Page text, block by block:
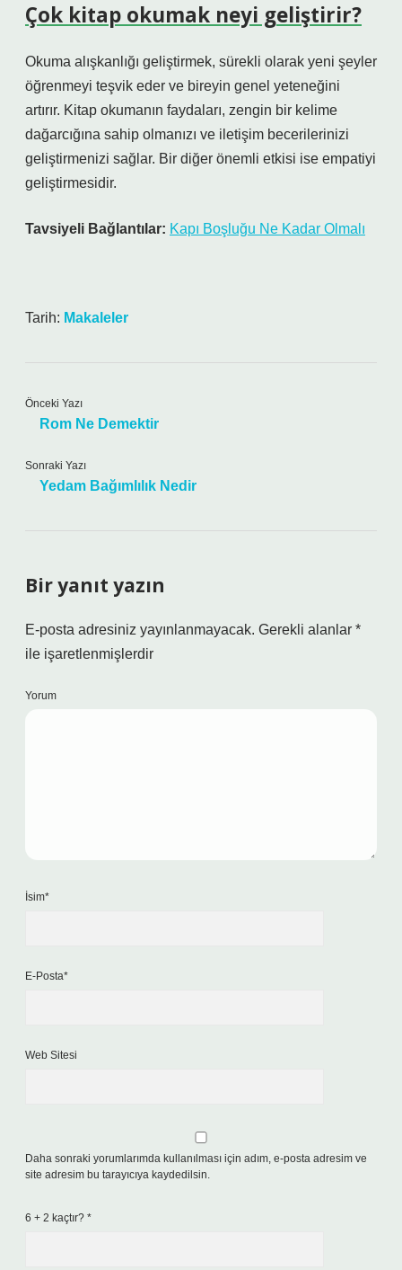
Çok kitap okumak neyi geliştirir?
Okuma alışkanlığı geliştirmek, sürekli olarak yeni şeyler
öğrenmeyi teşvik eder ve bireyin genel yeteneğini
artırır. Kitap okumanın faydaları, zengin bir kelime
dağarcığına sahip olmanızı ve iletişim becerilerinizi
geliştirmenizi sağlar. Bir diğer önemli etkisi ise empatiyi
geliştirmesidir.
Tavsiyeli Bağlantılar: Kapı Boşluğu Ne Kadar Olmalı
Tarih: Makaleler
Önceki Yazı
Rom Ne Demektir
Sonraki Yazı
Yedam Bağımlılık Nedir
Bir yanıt yazın
E-posta adresiniz yayınlanmayacak. Gerekli alanlar *
ile işaretlenmişlerdir
Yorum
İsim*
E-Posta*
Web Sitesi
Daha sonraki yorumlarımda kullanılması için adım, e-posta adresim ve
site adresim bu tarayıcıya kaydedilsin.
6 + 2 kaçtır? *